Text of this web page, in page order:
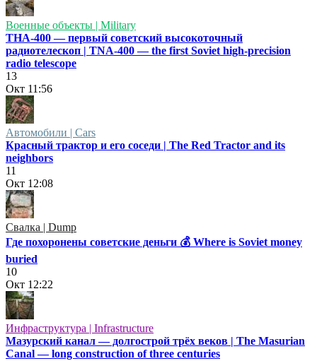
Военные объекты | Military
ТНА-400 — первый советский высокоточный
радиотелескоп | TNA-400 — the first Soviet high-precision
radio telescope
13
Окт 11:56
Автомобили | Cars
Красный трактор и его соседи | The Red Tractor and its
neighbors
11
Окт 12:08
Свалка | Dump
Где похоронены советские деньги 💰 Where is Soviet money
buried
10
Окт 12:22
Инфраструктура | Infrastructure
Мазурский канал — долгострой трёх веков | The Masurian
Canal — long construction of three centuries